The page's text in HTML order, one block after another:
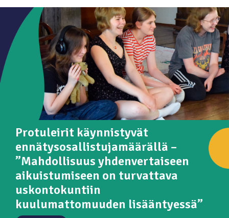
Protuleirit käynnistyvät
ennätysosallistujamäärällä –
”Mahdollisuus yhdenvertaiseen
aikuistumiseen on turvattava
uskontokuntiin
kuulumattomuuden lisääntyessä”